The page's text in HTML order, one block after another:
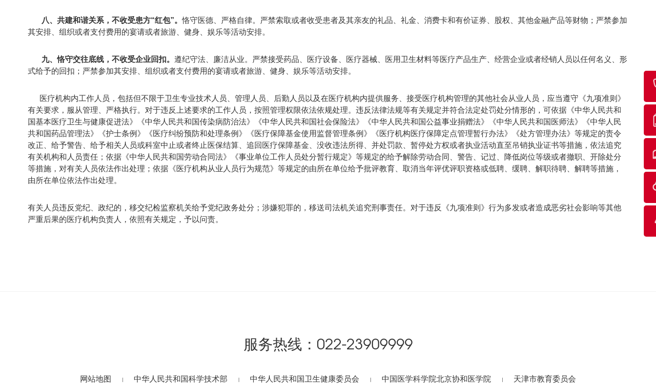
八、共建和谐关系，不收受患方“红包”。恪守医德、严格自律。严禁索取或者收受患者及其亲友的礼品、礼金、消费卡和有价证券、股权、其他金融产品等财物；严禁参加
其安排、组织或者支付费用的宴请或者旅游、健身、娱乐等活动安排。
九、恪守交往底线，不收受企业回扣。 遵纪守法、廉洁从业。严禁接受药品、医疗设备、医疗器械、医用卫生材料等医疗产品生产、经营企业或者经销人员以任何名义、形
式给予的回扣；严禁参加其安排、组织或者支付费用的宴请或者旅游、健身、娱乐等活动安排。
医疗机构内工作人员，包括但不限于卫生专业技术人员、管理人员、后勤人员以及在医疗机构内提供服务、接受医疗机构管理的其他社会从业人员，应当遵守《九项准则》
有关要求，服从管理、严格执行。对于违反上述要求的工作人员，按照管理权限依法依规处理。违反法律法规等有关规定并符合法定处罚处分情形的，可依据《中华人民共和
国基本医疗卫生与健康促进法》《中华人民共和国传染病防治法》《中华人民共和国社会保险法》《中华人民共和国公益事业捐赠法》《中华人民共和国医师法》《中华人民
共和国药品管理法》《护士条例》《医疗纠纷预防和处理条例》《医疗保障基金使用监督管理条例》《医疗机构医疗保障定点管理暂行办法》《处方管理办法》等规定的责令
改正、给予警告、给予相关人员或科室中止或者终止医保结算、追回医疗保障基金、没收违法所得、并处罚款、暂停处方权或者执业活动直至吊销执业证书等措施，依法追究
有关机构和人员责任；依据《中华人民共和国劳动合同法》《事业单位工作人员处分暂行规定》等规定的给予解除劳动合同、警告、记过、降低岗位等级或者撤职、开除处分
等措施，对有关人员依法作出处理；依据《医疗机构从业人员行为规范》等规定的由所在单位给予批评教育、取消当年评优评职资格或低聘、缓聘、解职待聘、解聘等措施，
由所在单位依法作出处理。
有关人员违反党纪、政纪的，移交纪检监察机关给予党纪政务处分；涉嫌犯罪的，移送司法机关追究刑事责任。对于违反《九项准则》行为多发或者造成恶劣社会影响等其他
严重后果的医疗机构负责人，依照有关规定，予以问责。
服务热线： 022-23909999
网站地图 中华人民共和国科学技术部 中华人民共和国卫生健康委员会 中国医学科学院北京协和医学院 天津市教育委员会